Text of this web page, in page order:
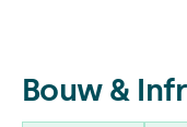
Bouw &